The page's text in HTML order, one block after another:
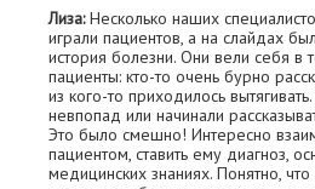
Лиза:Несколько наших
играли пациентов, а на слайдах
история болезни. Они вели себя в
пациенты: кто-то очень бурно
из кого-то приходилось
невпопад или начинали
Это было смешно! Интересно
пациентом, ставить ему диагноз,
медицинских знаниях. Понятно,